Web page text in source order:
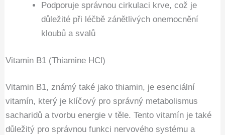
Podporuje správnou cirkulaci krve, což je
důležité při léčbě zánětlivých onemocnění
kloubů a svalů
Vitamin B1 (Thiamine HCl)
Vitamin B1, známý také jako thiamin, je esenciální
vitamín, který je klíčový pro správný metabolismus
sacharidů a tvorbu energie v těle. Tento vitamín je také
důležitý pro správnou funkci nervového systému a